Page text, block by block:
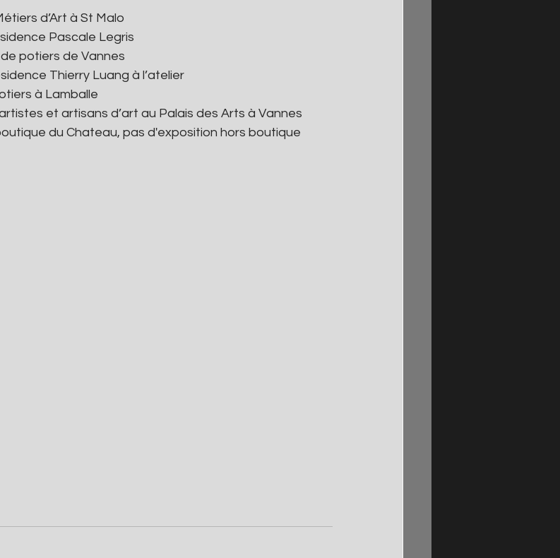
d’Art à St Malo
Pascale Legris
potiers de Vannes
Thierry Luang à l’atelier
à Lamballe
et artisans d’art au Palais des Arts à Vannes
du Chateau, pas d'exposition hors boutique